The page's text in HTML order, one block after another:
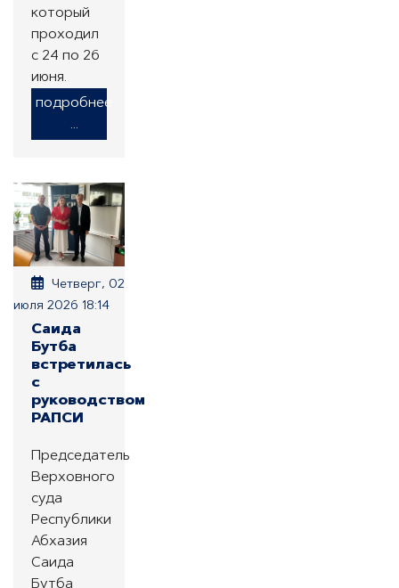
который
проходил
с 24 по 26
июня.
подробнее
...
Четверг, 02
июля 2026 18:14
Саида
Бутба
встретилась
с
руководством
РАПСИ
Председатель
Верховного
суда
Республики
Абхазия
Саида
Бутба